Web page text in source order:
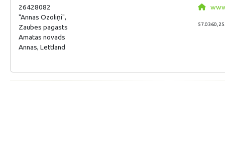
26428082
"Annas Ozoliņi",
Zaubes pagasts
Amatas novads
Annas, Lettland